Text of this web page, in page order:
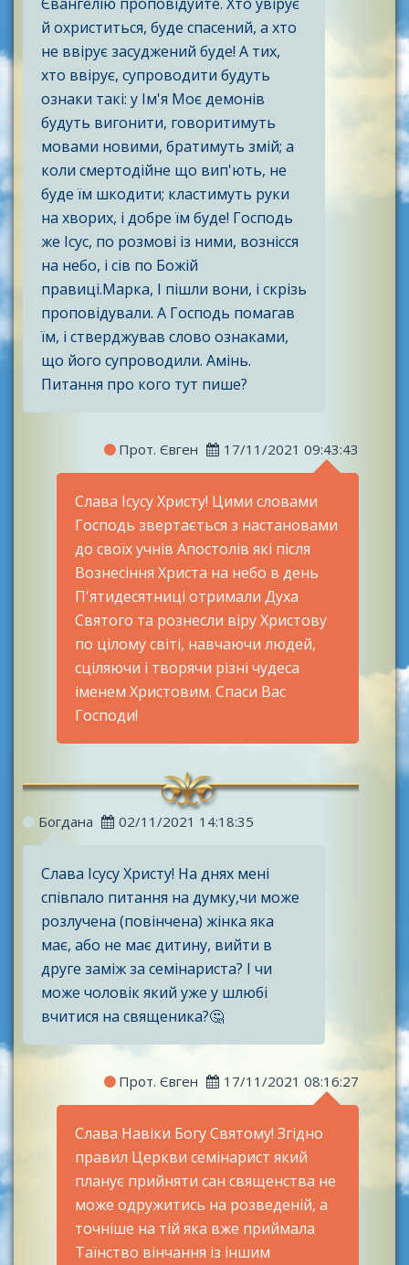
й охриститься, буде спасений, а хто
не ввірує засуджений буде! А тих,
хто ввірує, супроводити будуть
ознаки такі: у Ім'я Моє демонів
будуть вигонити, говоритимуть
мовами новими, братимуть змій; а
коли смертодійне що вип'ють, не
буде їм шкодити; кластимуть руки
на хворих, і добре їм буде! Господь
же Ісус, по розмові із ними, вознісся
на небо, і сів по Божій
правиці.Марка, І пішли вони, і скрізь
проповідували. А Господь помагав
їм, і стверджував слово ознаками,
що його супроводили. Амінь.
Питання про кого тут пише?
Прот. Євген 17/11/2021 09:43:43
Слава Ісусу Христу! Цими словами
Господь звертається з настановами
до своїх учнів Апостолів які після
Вознесіння Христа на небо в день
П'ятидесятниці отримали Духа
Святого та рознесли віру Христову
по цілому світі, навчаючи людей,
сціляючи і творячи різні чудеса
іменем Христовим. Спаси Вас
Господи!
Богдана 02/11/2021 14:18:35
Слава Ісусу Христу! На днях мені
співпало питання на думку,чи може
розлучена (повінчена) жінка яка
має, або не має дитину, вийти в
друге заміж за семінариста? І чи
може чоловік який уже у шлюбі
вчитися на священика?🤔
Прот. Євген 17/11/2021 08:16:27
Слава Навіки Богу Святому! Згідно
правил Церкви семінарист який
планує прийняти сан священства не
може одружитись на розведеній, а
точніше на тій яка вже приймала
Таїнство вінчання із іншим